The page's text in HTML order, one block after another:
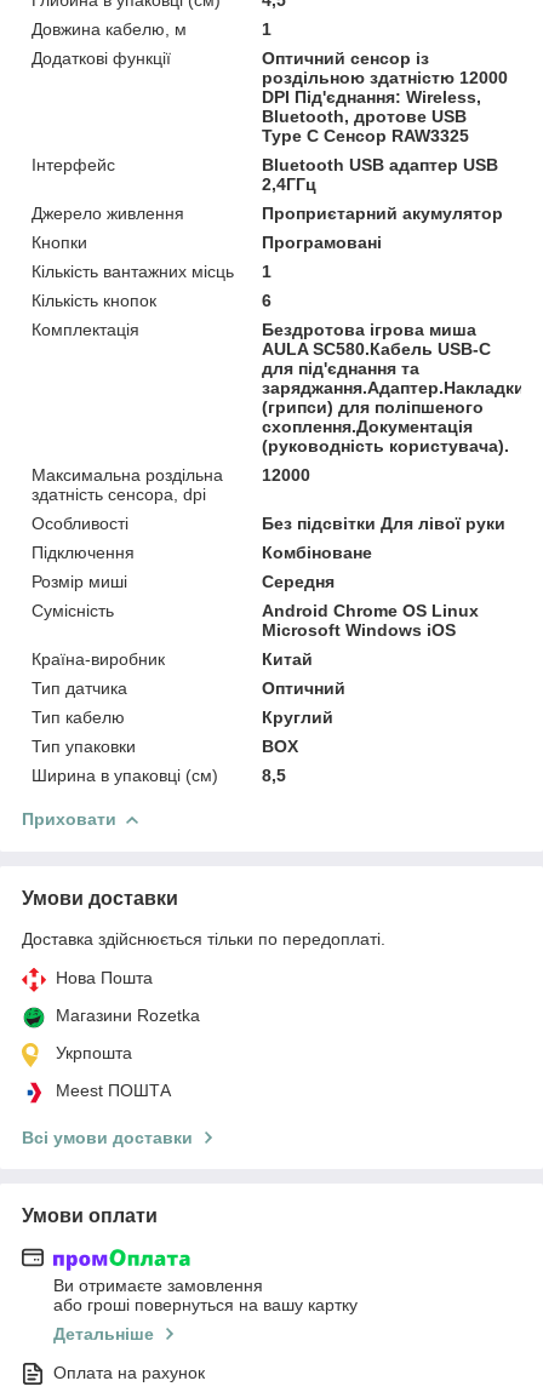
Довжина кабелю, м
1
Додаткові функції
Оптичний сенсор із
роздільною здатністю 12000
DPI Під'єднання: Wireless,
Bluetooth, дротове USB
Type C Сенсор RAW3325
Інтерфейс
Bluetooth USB адаптер USB
2,4ГГц
Джерело живлення
Проприєтарний акумулятор
Кнопки
Програмовані
Кількість вантажних місць
1
Кількість кнопок
6
Комплектація
Бездротова ігрова миша
AULA SC580.Кабель USB-C
для під'єднання та
заряджання.Адаптер.Накладки
(грипси) для поліпшеного
схоплення.Документація
(руководність користувача).
Максимальна роздільна
здатність сенсора, dpi
12000
Особливості
Без підсвітки Для лівої руки
Підключення
Комбіноване
Розмір миші
Середня
Сумісність
Android Chrome OS Linux
Microsoft Windows iOS
Країна-виробник
Китай
Тип датчика
Оптичний
Тип кабелю
Круглий
Тип упаковки
BOX
Ширина в упаковці (см)
8,5
Приховати
Умови доставки
Доставка здійснюється тільки по передоплаті.
Нова Пошта
Магазини Rozetka
Укрпошта
Meest ПОШТА
Всі умови доставки
Умови оплати
Ви отримаєте замовлення
або гроші повернуться на вашу картку
Детальніше
Оплата на рахунок